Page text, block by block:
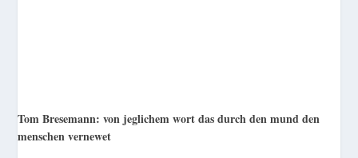
Tom Bresemann: von jeglichem wort das durch den mund den
menschen vernewet